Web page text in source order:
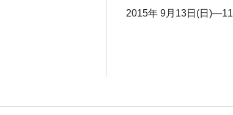
2015年 9月13日(日